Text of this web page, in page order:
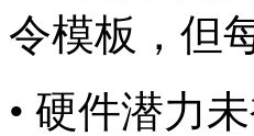
令模板，
• 硬件潜力